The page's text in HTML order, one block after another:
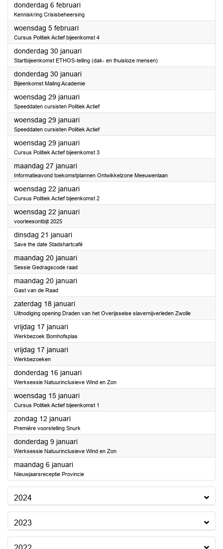
donderdag 6 februari2025
Kenniskring Crisisbeheersing
woensdag 5 februari2025
Cursus Politiek Actief bijeenkomst 4
donderdag 30 januari2025
Startbijeenkomst ETHOS-telling (dak- en thuisloze mensen)
donderdag 30 januari2025
Bijeenkomst Maling Academie
woensdag 29 januari2025
Speeddaten cursisten Politiek Actief
woensdag 29 januari2025
Speeddaten cursisten Politiek Actief
woensdag 29 januari2025
Cursus Politiek Actief bijeenkomst 3
maandag 27 januari2025
Informatieavond toekomstplannen Ontwikkelzone Meeuwenlaan
woensdag 22 januari2025
Cursus Politiek Actief bijeenkomst 2
woensdag 22 januari2025
voorleesontbijt 2025
dinsdag 21 januari2025
Save the date Stadshartcafé
maandag 20 januari2025
Sessie Gedragscode raad
maandag 20 januari2025
Gast van de Raad
zaterdag 18 januari2025
Uitnodiging opening Draden van het Overijsselse slavernijverleden Zwolle
vrijdag 17 januari2025
Werkbezoek Bomhofsplas
vrijdag 17 januari2025
Werkbezoeken
donderdag 16 januari2025
Werksessie Natuurinclusieve Wind en Zon
woensdag 15 januari2025
Cursus Politiek Actief bijeenkomst 1
zondag 12 januari2025
Première voorstelling Snurk
donderdag 9 januari2025
Werksessie Natuurinclusieve Wind en Zon
maandag 6 januari2025
Nieuwjaarsreceptie Provincie
2024
2023